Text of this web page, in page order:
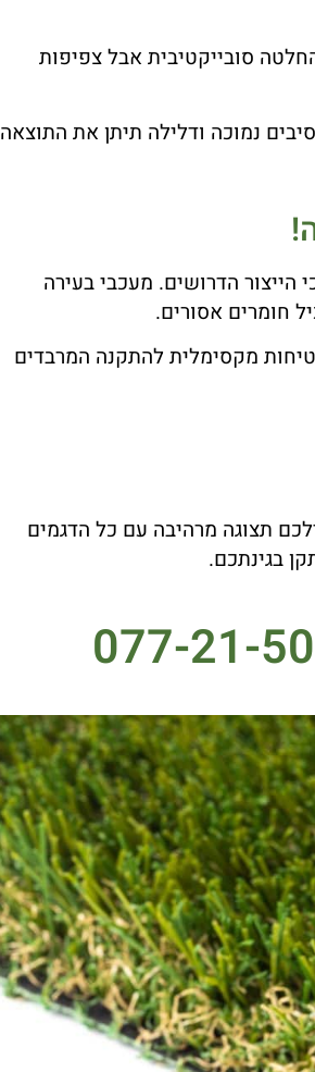
או גוון אחד זו באמת החלטה סובייקטיבית אבל צפיפות
נמוכה ודלילה תיתן את התוצאה
הדרושים. מעכבי בעירה
כל תקני האיכות המתקדמים ביותר כולל אישור מעכבי בעירה של מכון התקנים הישראלי 755 לבטיחות מקסימלית להתקנה המרבדים
תצוגה מרהיבה עם כל הדגמים
בגינתכם.
077-21-